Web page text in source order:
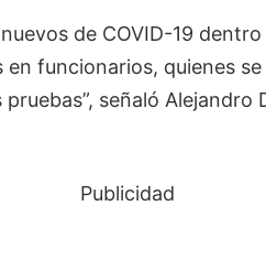
de COVID-19
funcionarios, quienes
señaló Alejandro
Publicidad